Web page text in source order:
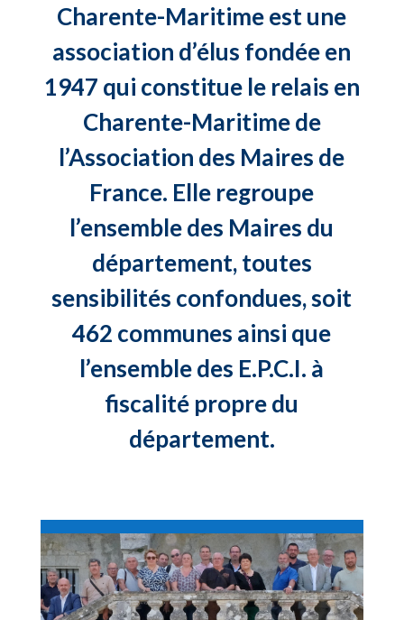
Charente-Maritime est une
association d’élus fondée en
1947 qui constitue le relais en
Charente-Maritime de
l’Association des Maires de
France. Elle regroupe
l’ensemble des Maires du
département, toutes
sensibilités confondues, soit
462 communes ainsi que
l’ensemble des E.P.C.I. à
fiscalité propre du
département.